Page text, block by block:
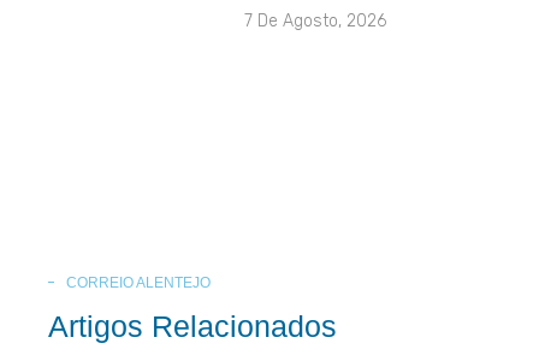
7 De Agosto, 2026
CORREIO ALENTEJO
Artigos Relacionados